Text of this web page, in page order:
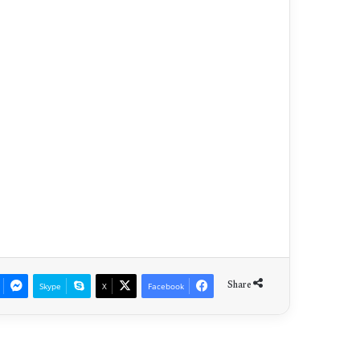
Share
Facebook
X
Skype